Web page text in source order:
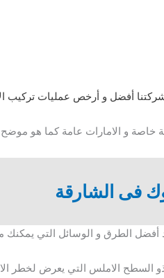
شركتنا أفضل و أرخص عمليات تركيب
خاصة و الامارات عامة كما هو موضح
فى الشارقة
أفضل الطرق و الوسائل التي يمكنك
السطح الاملس التي يعرض لخطر